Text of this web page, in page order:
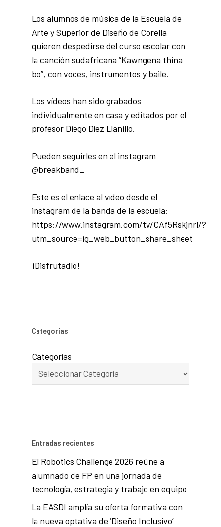
Los alumnos de música de la Escuela de
Arte y Superior de Diseño de Corella
quieren despedirse del curso escolar con
la canción sudafricana “Kawngena thina
bo”, con voces, instrumentos y baile.
Los vídeos han sido grabados
individualmente en casa y editados por el
profesor Diego Díez Llanillo.
Pueden seguirles en el instagram
@breakband_
Este es el enlace al vídeo desde el
instagram de la banda de la escuela:
https://www.instagram.com/tv/CAf5Rskjnrl/?
utm_source=ig_web_button_share_sheet
¡Disfrutadlo!
Categorías
Categorías
Entradas recientes
El Robotics Challenge 2026 reúne a
alumnado de FP en una jornada de
tecnología, estrategia y trabajo en equipo
La EASDI amplía su oferta formativa con
la nueva optativa de ‘Diseño Inclusivo’